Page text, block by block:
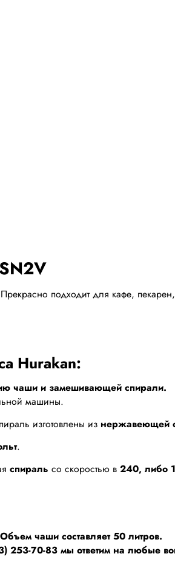
подходит для кафе,
Hurakan:
чаши и замешивающей спирали.
машины.
изготовлены из нержавеющей
.
спираль со скоростью в 240, либо
чаши составляет 50 литров.
253-70-83 мы ответим на любые